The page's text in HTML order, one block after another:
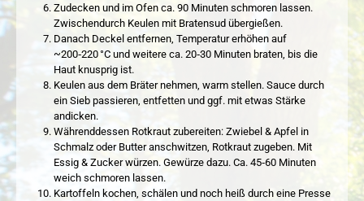
Zudecken und im Ofen ca. 90 Minuten schmoren lassen.
Zwischendurch Keulen mit Bratensud übergießen.
Danach Deckel entfernen, Temperatur erhöhen auf
~200‑220 °C und weitere ca. 20‑30 Minuten braten, bis die
Haut knusprig ist.
Keulen aus dem Bräter nehmen, warm stellen. Sauce durch
ein Sieb passieren, entfetten und ggf. mit etwas Stärke
andicken.
Währenddessen Rotkraut zubereiten: Zwiebel & Apfel in
Schmalz oder Butter anschwitzen, Rotkraut zugeben. Mit
Essig & Zucker würzen. Gewürze dazu. Ca. 45‑60 Minuten
weich schmoren lassen.
Kartoffeln kochen, schälen und noch heiß durch eine Presse